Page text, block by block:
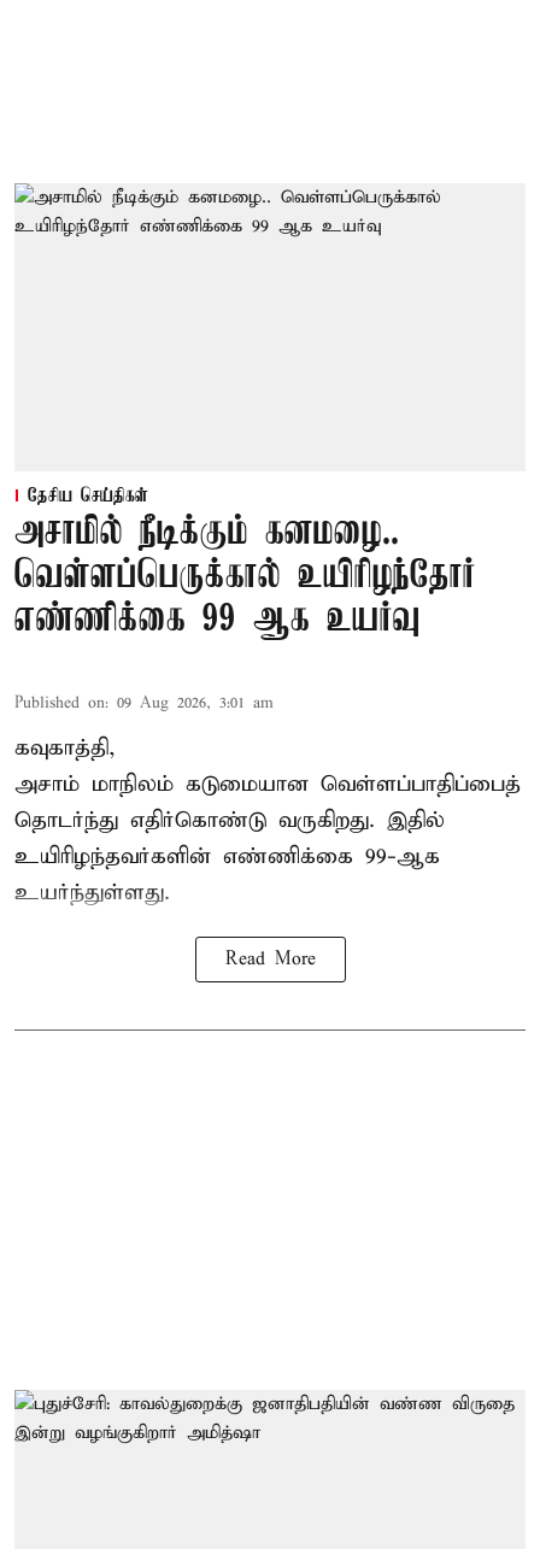
தேசிய செய்திகள்
அசாமில் நீடிக்கும் கனமழை..
வெள்ளப்பெருக்கால் உயிரிழந்தோர்
எண்ணிக்கை 99 ஆக உயர்வு
Published on: 09 Aug 2026, 3:01 am
கவுகாத்தி,
அசாம் மாநிலம் கடுமையான வெள்ளப்பாதிப்பைத்
தொடர்ந்து எதிர்கொண்டு வருகிறது. இதில்
உயிரிழந்தவர்களின் எண்ணிக்கை 99-ஆக
உயர்ந்துள்ளது.
Read More